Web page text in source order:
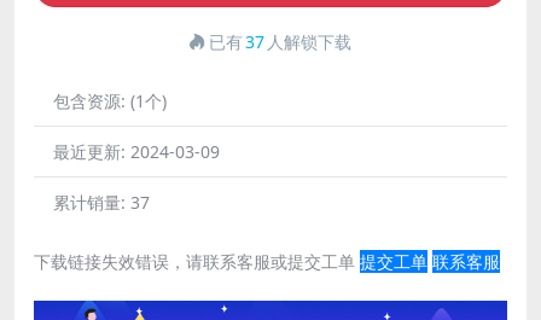
已有37 人解锁下载
包含资源: (1个)
最近更新: 2024-03-09
累计销量: 37
下载链接失效错误，请联系客服或提交工单 提交工单 联系客服